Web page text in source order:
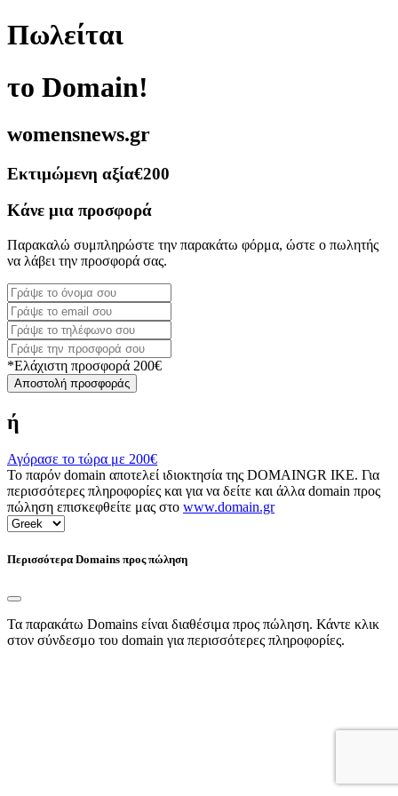
Πωλείται
το Domain!
womensnews.gr
Εκτιμώμενη αξία€200
Κάνε μια προσφορά
Παρακαλώ συμπληρώστε την παρακάτω φόρμα, ώστε ο πωλητής
να λάβει την προσφορά σας.
*Ελάχιστη προσφορά 200€
Αποστολή προσφοράς
ή
Αγόρασε το τώρα με 200€
Το παρόν domain αποτελεί ιδιοκτησία της DOMAINGR ΙΚΕ. Για
περισσότερες πληροφορίες και για να δείτε και άλλα domain προς
πώληση επισκεφθείτε μας στο www.domain.gr
Περισσότερα Domains προς πώληση
Τα παρακάτω Domains είναι διαθέσιμα προς πώληση. Κάντε κλικ
στον σύνδεσμο του domain για περισσότερες πληροφορίες.